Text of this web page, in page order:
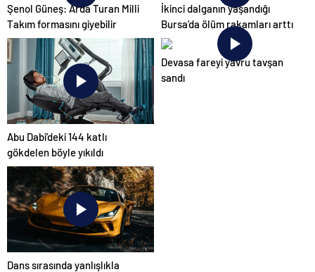
Şenol Güneş: Arda Turan Milli
Takım formasını giyebilir
İkinci dalganın yaşandığı
Bursa’da ölüm rakamları arttı
Abu Dabi’deki 144 katlı
gökdelen böyle yıkıldı
Devasa fareyi yavru tavşan
sandı
Dans sırasında yanlışlıkla